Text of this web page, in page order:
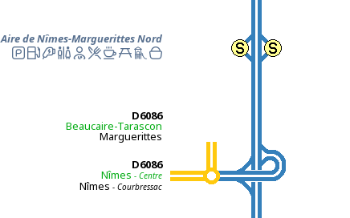
Aire de Nîmes-MarguerittesNord
D6086
Beaucaire-Tarascon
Marguerittes
D6086
Nîmes - Centre
Nîmes - Courbressac